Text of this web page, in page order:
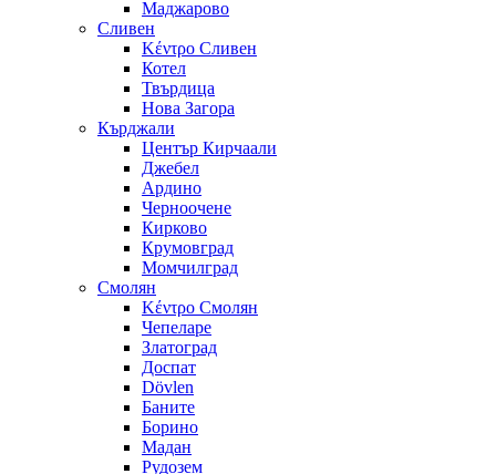
Маджарово
Сливен
Κέντρο Сливен
Котел
Твърдица
Нова Загора
Кърджали
Център Кирчаали
Джебел
Ардино
Черноочене
Кирково
Крумовград
Момчилград
Смолян
Κέντρο Смолян
Чепеларе
Златоград
Доспат
Dövlen
Баните
Борино
Мадан
Рудозем